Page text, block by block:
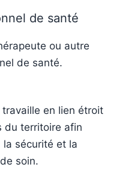
de santé
ou autre
de santé.
en lien étroit
du territoire afin
la sécurité et la
soin.